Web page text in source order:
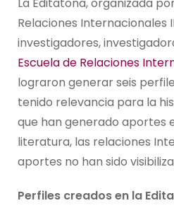
Relaciones Internacionales
investigadores,
Escuela de Relaciones
lograron generar seis
tenido relevancia para la
que han generado aportes
literatura, las relaciones
aportes no han sido
Perfiles creados en la